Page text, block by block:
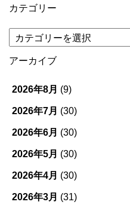
カテゴリー
テ
ゴ
ー
アーカイブ
2026年8月 (9)
2026年7月 (30)
2026年6月 (30)
2026年5月 (30)
2026年4月 (30)
2026年3月 (31)